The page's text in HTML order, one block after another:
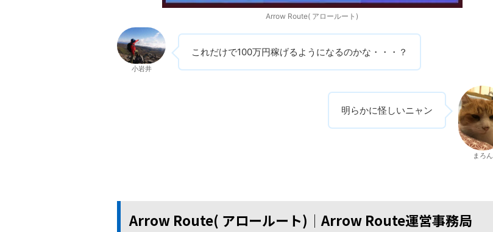
Arrow Route( アロールート)
小岩井
これだけで100万円稼げるようになるのかな・・・？
明らかに怪しいニャン
まろん
Arrow Route( アロールート)│Arrow Route運営事務局